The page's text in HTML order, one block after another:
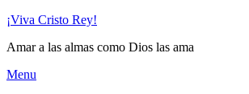
Skip
content
¡Viva Cristo Rey!
Amar a las almas como Dios las ama
Menu